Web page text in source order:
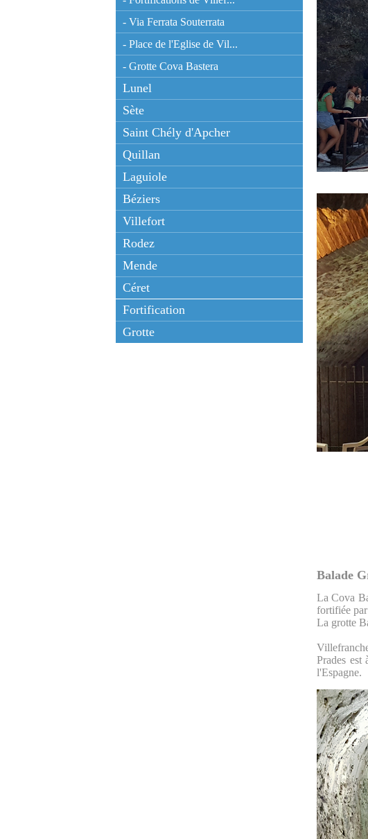
- Via Ferrata Souterrata
- Place de l'Eglise de Vil...
- Grotte Cova Bastera
Lunel
Sète
Saint Chély d'Apcher
Quillan
Laguiole
Béziers
Villefort
Rodez
Mende
Céret
Fortification
Grotte
Balade
La Cova
fortifiée
La grotte
Prades
l'Espagne.